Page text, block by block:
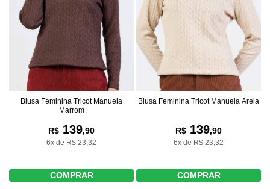
Blusa Feminina Tricot Manuela
Marrom
R$ 139,90
6x de R$ 23,32
COMPRAR
Blusa Feminina Tricot Manuela Areia
R$ 139,90
6x de R$ 23,32
COMPRAR